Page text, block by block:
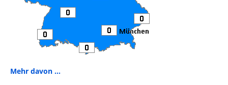
Mehr davon ...